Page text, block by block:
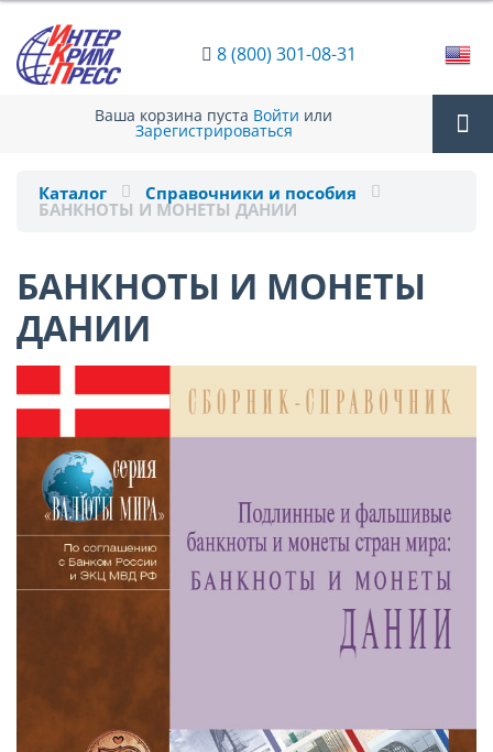
8 (800) 301-08-31
Ваша корзина пуста Войти или
Зарегистрироваться
Каталог Справочники и пособия
БАНКНОТЫ И МОНЕТЫ ДАНИИ
БАНКНОТЫ И МОНЕТЫ
ДАНИИ